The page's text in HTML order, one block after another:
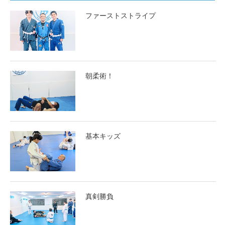
ファーストストライプ
朝柔術！
基本キッズ
真剣勝負